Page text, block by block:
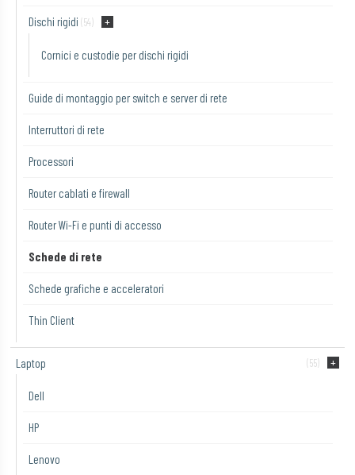
Dischi rigidi (54)
Cornici e custodie per dischi rigidi
Guide di montaggio per switch e server di rete
Interruttori di rete
Processori
Router cablati e firewall
Router Wi-Fi e punti di accesso
Schede di rete
Schede grafiche e acceleratori
Thin Client
Laptop (55)
Dell
HP
Lenovo